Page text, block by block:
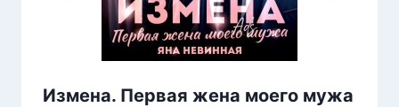
Измена. Первая жена моего мужа